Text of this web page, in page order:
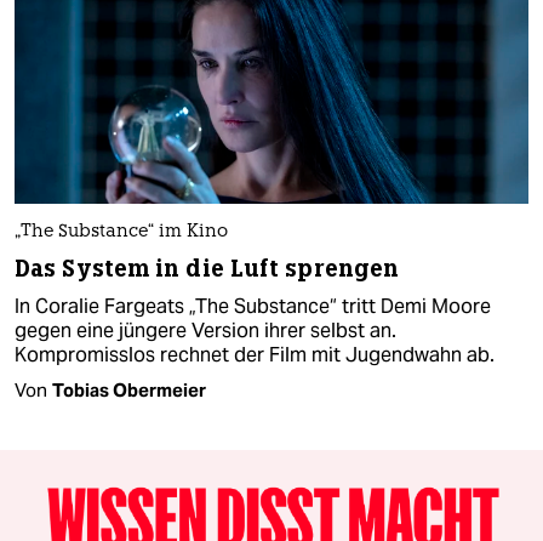
„The Substance“ im Kino
Das System in die Luft sprengen
In Coralie Fargeats „The Substance“ tritt Demi Moore
gegen eine jüngere Version ihrer selbst an.
Kompromisslos rechnet der Film mit Jugendwahn ab.
Von Tobias Obermeier